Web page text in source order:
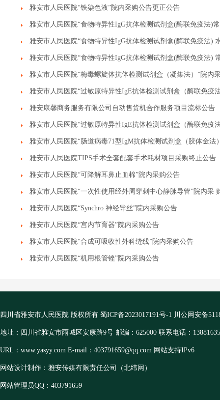
雅安市人民医院“铁染色液”院内采购公告更正公告
雅安市人民医院“食物特异性IgG抗体检测试剂盒(酶联免疫法)
雅安市人民医院“食物特异性IgG抗体检测试剂盒(酶联免疫法)
雅安市人民医院“食物特异性IgG抗体检测试剂盒(酶联免疫法)
雅安市人民医院“梅毒螺旋体抗体检测试剂盒（凝集法）”院内
雅安市人民医院“过敏原特异性IgE抗体检测试剂盒（酶联免疫
雅安康馨商务服务有限公司自动售货机合作服务项目流标公告
雅安市人民医院“过敏原特异性IgE抗体检测试剂盒（酶联免疫
雅安市人民医院“肠道病毒71型IgM抗体检测试剂盒（胶体金
雅安市人民医院TIPS手术全套配套手术耗材项目采购终止公告
雅安市人民医院“可降解耳鼻止血棉”院内采购公告
雅安市人民医院“一次性使用经外周穿刺中心静脉导管”院内采
雅安市人民医院“Synchro 神经导丝”院内采购公告
雅安市人民医院“宫内节育器”院内采购公告
雅安市人民医院“合成可吸收性外科缝线”院内采购公告
雅安市人民医院“机用根管锉”院内采购公告
四川省雅安市人民医院 版权所有 蜀ICP备2023017191号-1 川公网安备
地址：四川省雅安市雨城区安康路9号 邮编：625000 联系电话：
URL：www.yasyy.com E-mail：403791659@qq.com 网站支持IPv6
网站设计制作：雅安传媒有限责任公司（北纬网）
网站管理员QQ：403791659